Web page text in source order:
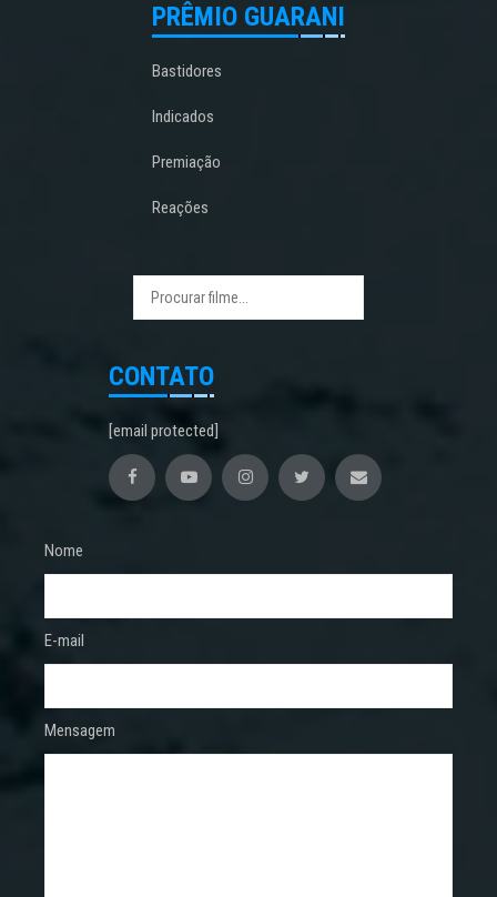
PRÊMIO GUARANI
Bastidores
Indicados
Premiação
Reações
CONTATO
[email protected]
Nome
E-mail
Mensagem